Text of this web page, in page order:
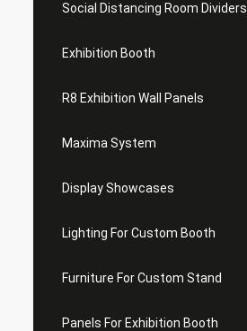
Social Distancing Room Dividers
Exhibition Booth
R8 Exhibition Wall Panels
Maxima System
Display Showcases
Lighting For Custom Booth
Furniture For Custom Stand
Panels For Exhibition Booth